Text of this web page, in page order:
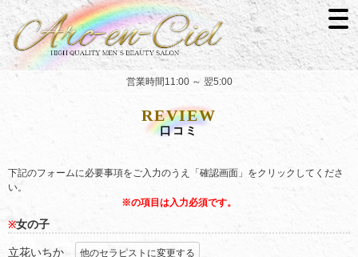
営業時間11:00 ～ 翌5:00
REVIEW
口コミ
下記のフォームに必要事項をご入力のうえ「確認画面」をクリックしてくださ
い。
※の項目は入力必須です。
※女の子
立花いちか 他のセラピストに変更する